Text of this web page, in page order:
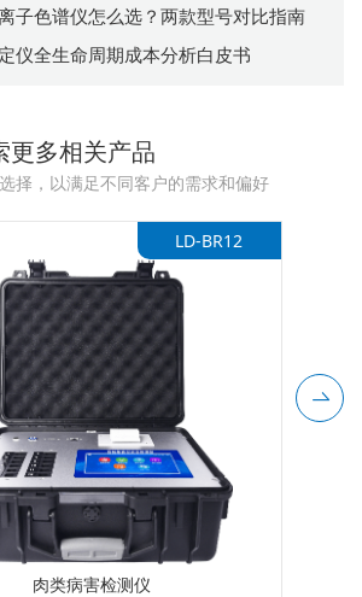
子色谱仪怎么选？两款型号对比指南
仪全生命周期成本分析白皮书
更多相关产品
择，以满足不同客户的需求和偏好
肉类病害检测仪
LD-BR12